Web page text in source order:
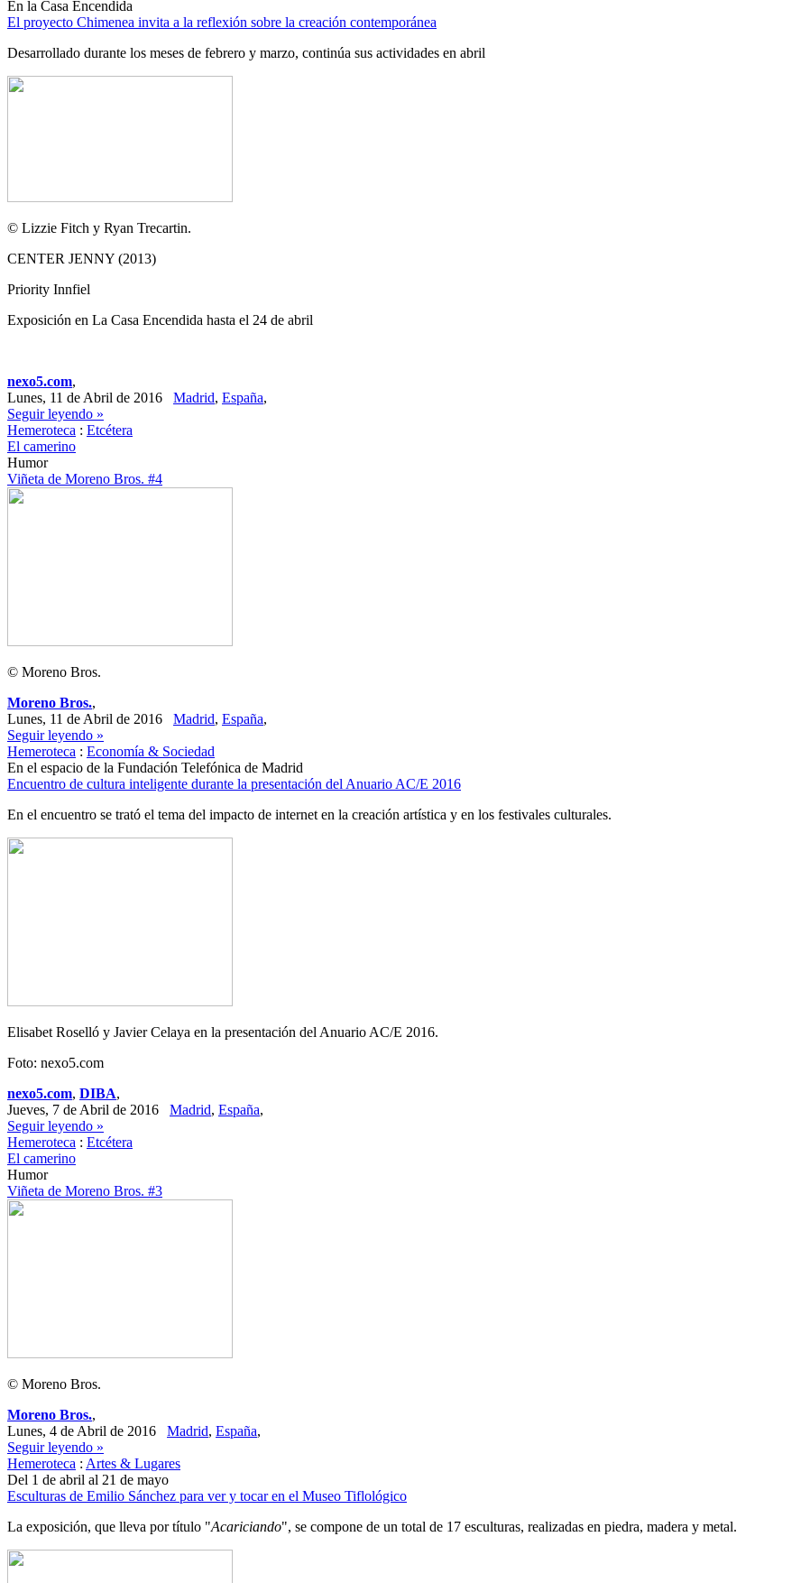
En la Casa Encendida
El proyecto Chimenea invita a la reflexión sobre la creación contemporánea
Desarrollado durante los meses de febrero y marzo, continúa sus actividades en abril
© Lizzie Fitch y Ryan Trecartin.
CENTER JENNY (2013)
Priority Innfiel
Exposición en La Casa Encendida hasta el 24 de abril
nexo5.com,
Lunes, 11 de Abril de 2016 Madrid, España,
Seguir leyendo »
Hemeroteca : Etcétera
El camerino
Humor
Viñeta de Moreno Bros. #4
© Moreno Bros.
Moreno Bros.,
Lunes, 11 de Abril de 2016 Madrid, España,
Seguir leyendo »
Hemeroteca : Economía & Sociedad
En el espacio de la Fundación Telefónica de Madrid
Encuentro de cultura inteligente durante la presentación del Anuario AC/E 2016
En el encuentro se trató el tema del impacto de internet en la creación artística y en los festivales culturales.
Elisabet Roselló y Javier Celaya en la presentación del Anuario AC/E 2016.
Foto: nexo5.com
nexo5.com, DIBA,
Jueves, 7 de Abril de 2016 Madrid, España,
Seguir leyendo »
Hemeroteca : Etcétera
El camerino
Humor
Viñeta de Moreno Bros. #3
© Moreno Bros.
Moreno Bros.,
Lunes, 4 de Abril de 2016 Madrid, España,
Seguir leyendo »
Hemeroteca : Artes & Lugares
Del 1 de abril al 21 de mayo
Esculturas de Emilio Sánchez para ver y tocar en el Museo Tiflológico
La exposición, que lleva por título "Acariciando", se compone de un total de 17 esculturas, realizadas en piedra, madera y metal.